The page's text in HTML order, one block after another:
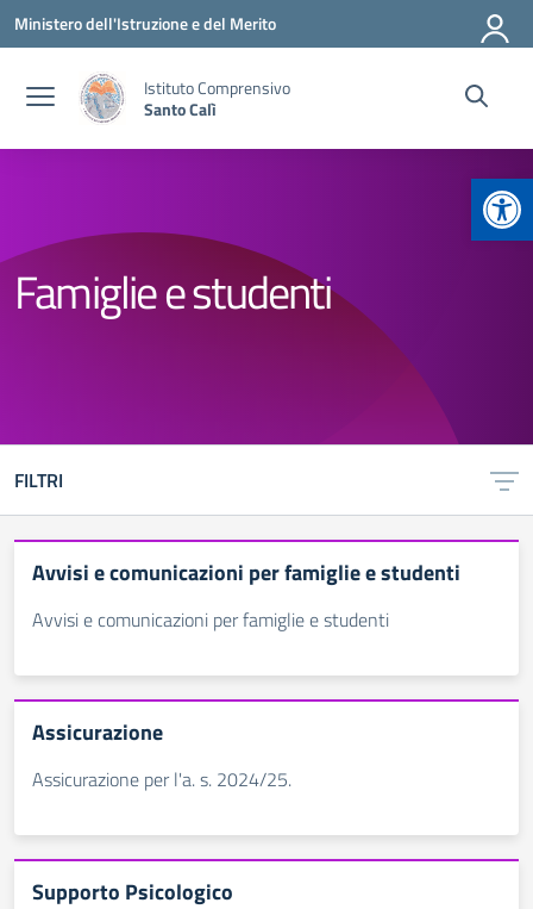
Vai ai contenuti
Vai al menu di navigazione
Vai al footer
Ministero dell'Istruzione e del Merito
Istituto Comprensivo
Santo Calì
Famiglie e studenti
FILTRI
Avvisi e comunicazioni per famiglie e studenti
Avvisi e comunicazioni per famiglie e studenti
Assicurazione
Assicurazione per l'a. s. 2024/25.
Supporto Psicologico